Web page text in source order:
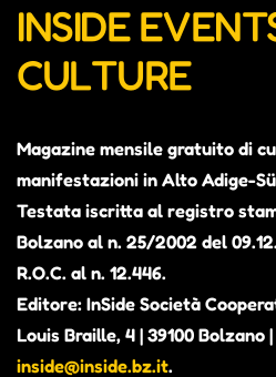
INSIDE
CULTURE
Magazine mensile gratuito di
manifestazioni in Alto Adige-
Testata iscritta al registro
Bolzano al n. 25/2002 del
R.O.C. al n. 12.446.
Editore: InSide Società
Louis Braille, 4 | 39100 Bolzano |
inside@inside.bz.it.